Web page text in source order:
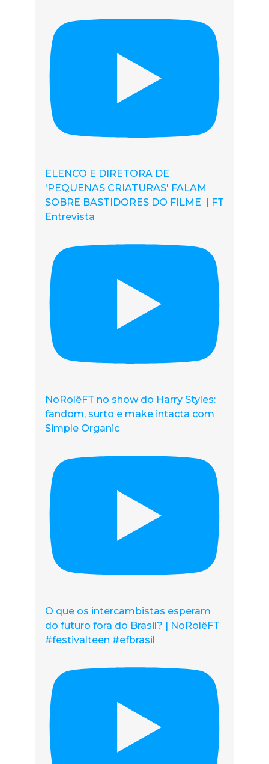
ELENCO E DIRETORA DE
'PEQUENAS CRIATURAS' FALAM
SOBRE BASTIDORES DO FILME | FT
Entrevista
NoRolêFT no show do Harry Styles:
fandom, surto e make intacta com
Simple Organic
O que os intercambistas esperam
do futuro fora do Brasil? | NoRolêFT
#festivalteen #efbrasil